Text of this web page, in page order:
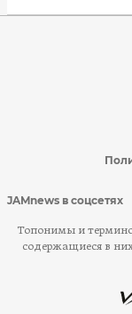
JAMnews в соцсетях
Топонимы и
содержащиеся в